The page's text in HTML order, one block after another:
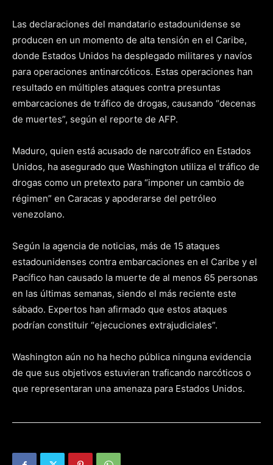
Las declaraciones del mandatario estadounidense se
producen en un momento de alta tensión en el Caribe,
donde Estados Unidos ha desplegado militares y navíos
para operaciones antinarcóticos. Estas operaciones han
resultado en múltiples ataques contra presuntas
embarcaciones de tráfico de drogas, causando “decenas
de muertes”, según el reporte de AFP.
Maduro, quien está acusado de narcotráfico en Estados
Unidos, ha asegurado que Washington utiliza el tráfico de
drogas como un pretexto para “imponer un cambio de
régimen” en Caracas y apoderarse del petróleo
venezolano.
Según la agencia de noticias, más de 15 ataques
estadounidenses contra embarcaciones en el Caribe y el
Pacífico han causado la muerte de al menos 65 personas
en las últimas semanas, siendo el más reciente este
sábado. Expertos han afirmado que estos ataques
podrían constituir “ejecuciones extrajudiciales”.
Washington aún no ha hecho pública ninguna evidencia
de que sus objetivos estuvieran traficando narcóticos o
que representaran una amenaza para Estados Unidos.